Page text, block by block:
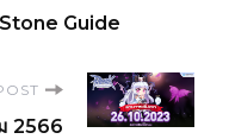
Guide
2566